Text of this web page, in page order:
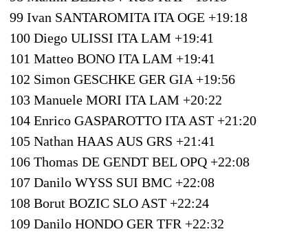
99 Ivan SANTAROMITA ITA OGE +19:18
100 Diego ULISSI ITA LAM +19:41
101 Matteo BONO ITA LAM +19:41
102 Simon GESCHKE GER GIA +19:56
103 Manuele MORI ITA LAM +20:22
104 Enrico GASPAROTTO ITA AST +21:20
105 Nathan HAAS AUS GRS +21:41
106 Thomas DE GENDT BEL OPQ +22:08
107 Danilo WYSS SUI BMC +22:08
108 Borut BOZIC SLO AST +22:24
109 Danilo HONDO GER TFR +22:32